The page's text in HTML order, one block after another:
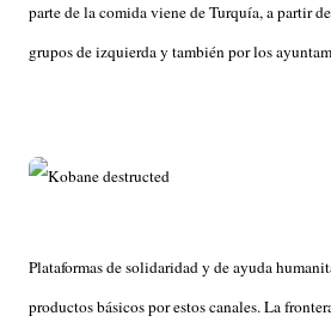
parte de la comida viene de Turquía, a partir
grupos de izquierda y también por los
Plataformas de solidaridad y de ayuda
productos básicos por estos canales. La